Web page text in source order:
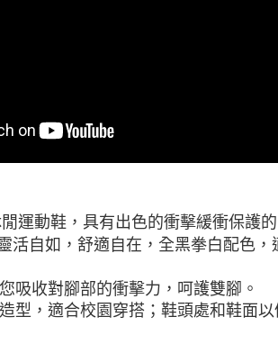
運動鞋，具有出色的衝擊緩衝保護
活自如，舒適自在，全黑拳白配色，
吸收對腳部的衝擊力，呵護雙腳。
型，適合校園穿搭；鞋頭處和鞋面